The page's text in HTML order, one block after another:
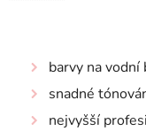
barvy na vodní
snadné
nejvyšší